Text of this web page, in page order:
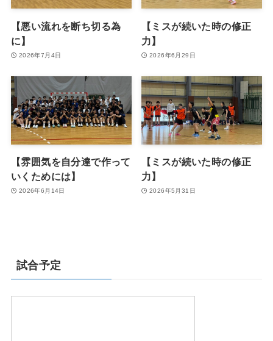
【悪い流れを断ち切る為
に】
2026年7月4日
【ミスが続いた時の修正
力】
2026年6月29日
【雰囲気を自分達で作って
いくためには】
2026年6月14日
【ミスが続いた時の修正
力】
2026年5月31日
試合予定